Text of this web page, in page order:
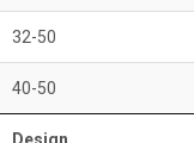
32-50
40-50